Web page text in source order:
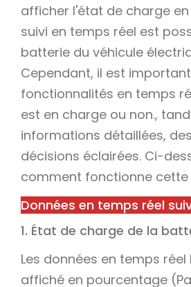
afficher l'état de charge
suivi en temps réel est
batterie du véhicule
Cependant, il est
fonctionnalités en temps
est en charge ou non.,
informations détaillées,
décisions éclairées. Ci-
comment fonctionne cette
Données en temps réel
1. État de charge de la
Les données en temps
affiché en pourcentage